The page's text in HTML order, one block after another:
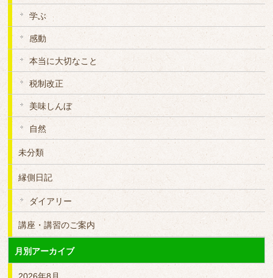
学ぶ
感動
本当に大切なこと
税制改正
美味しんぼ
自然
未分類
縁側日記
ダイアリー
講座・講習のご案内
月別アーカイブ